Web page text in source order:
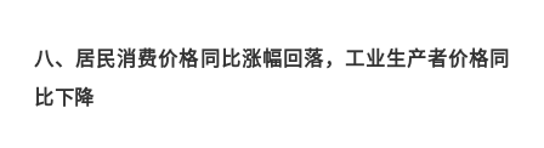
八、居民消费价格同比涨幅回落，工业生产者价格同
比下降